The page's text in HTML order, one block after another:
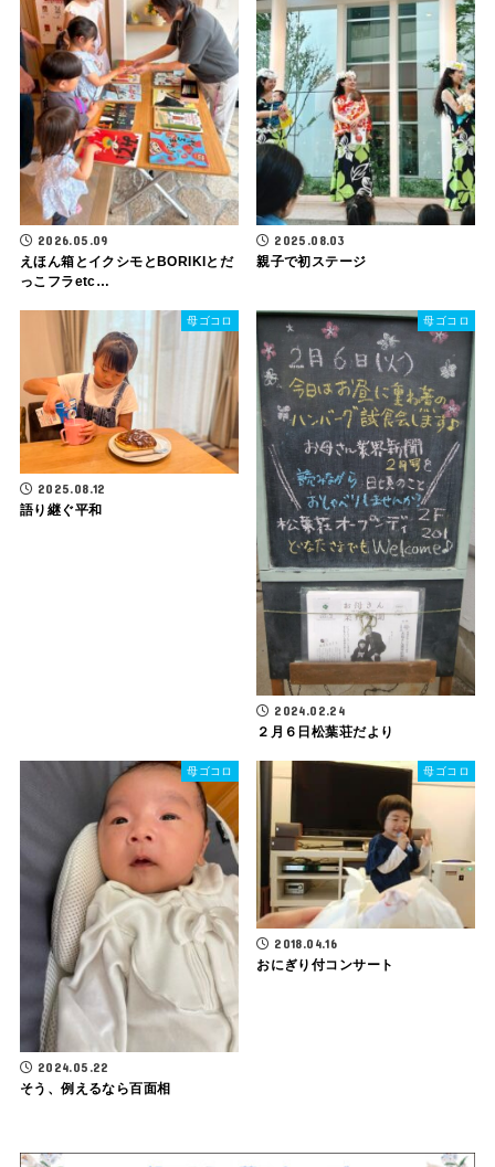
2026.05.09
えほん箱とイクシモとBORIKIとだ
っこフラetc…
2025.08.03
親子で初ステージ
母ゴコロ
2025.08.12
語り継ぐ平和
母ゴコロ
2024.02.24
２月６日松葉荘だより
母ゴコロ
2024.05.22
そう、例えるなら百面相
母ゴコロ
2018.04.16
おにぎり付コンサート